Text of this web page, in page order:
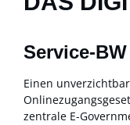
Service-BW
Einen
zentrale E-